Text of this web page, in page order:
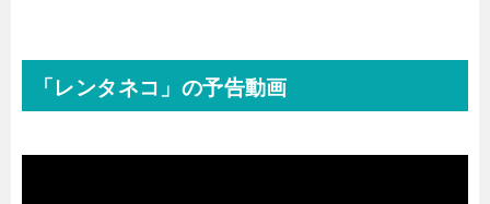
「レンタネコ」の予告動画